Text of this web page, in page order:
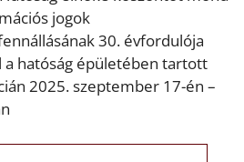
jogok
30. évfordulója
a hatóság épületében tartott
2025. szeptember 17-én –